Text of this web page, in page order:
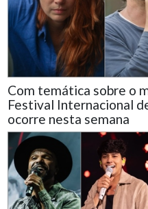
Com temática sobre o
Festival Internacional
ocorre nesta semana